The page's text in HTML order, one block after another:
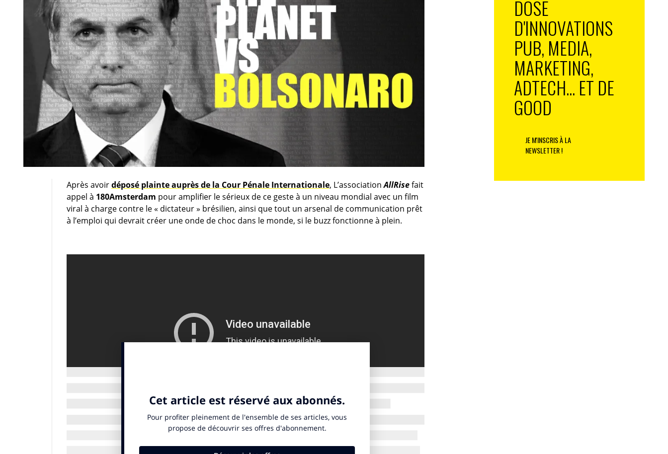
Après avoirdéposé plainte auprès de la Cour Pénale Internationale, L’associationAllRisefait
appel à 180Amsterdam pour amplifier le sérieux de ce geste à un niveau mondial avec un film
viral à charge contre le « dictateur » brésilien, ainsi que tout un arsenal de communication prêt
à l’emploi qui devrait créer une onde de choc dans le monde, si le buzz fonctionne à plein.
Campagne mondiale et démocratique
ce matin 8 heures, les citoyens de tous bords disposent d’uneplateforme de
DOSE
D'INNOVATIONS
PUB, MEDIA,
MARKETING,
ADTECH... ET DE
GOOD
JE M'INSCRIS À LA
NEWSLETTER !